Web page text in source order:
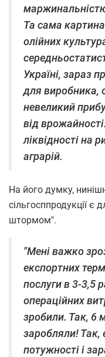
Та сама
олійних
Україні, зараз
для виробника,
невеликий
від
ліквідності на
аграрій.
На його думку,
сільгосппродукції є
штормом".
"Мені важко
експортних
послуги в 3-3,5
операційних
зробили. Так, 6
заробляли! Так,
потужності і